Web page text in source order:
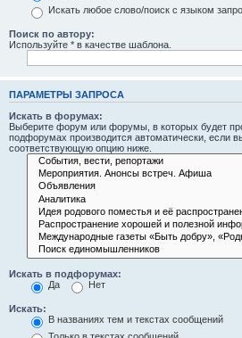
Искать любое слово/поиск с языком
Поиск по автору:
Используйте * в качестве шаблона.
ПАРАМЕТРЫ ЗАПРОСА
Искать в форумах:
Выберите форум или форумы, в которых будет
подфорумах производится автоматически, если
соответствующую опцию ниже.
Искать в подфорумах:
Да
Нет
Искать:
В названиях тем и текстах сообщений